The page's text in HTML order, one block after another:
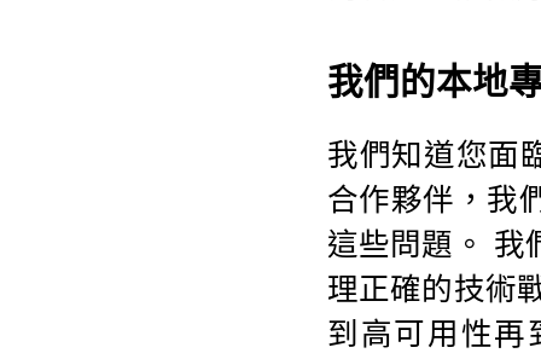
我們的本地
我們知道您面
合作夥伴，我
這些問題。 我
理正確的技術
到高可用性再